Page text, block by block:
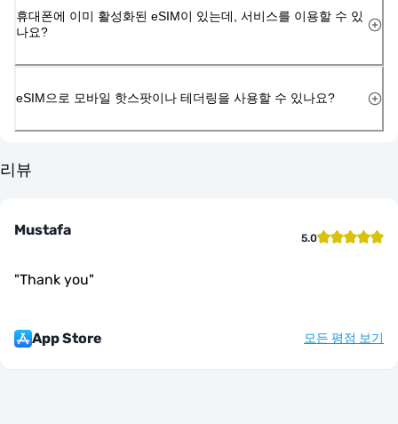
휴대폰에 이미 활성화된 eSIM이 있는데, 서비스를 이용할 수 있
나요?
eSIM으로 모바일 핫스팟이나 테더링을 사용할 수 있나요?
리뷰
Mustafa 5.0
"Thank you"
App Store 모든 평점 보기